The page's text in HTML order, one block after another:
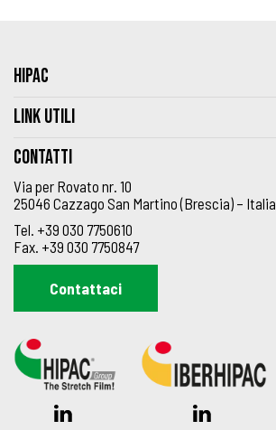
HIPAC
LINK UTILI
Contatti
Via per Rovato nr. 10
25046 Cazzago San Martino (Brescia) – Italia
Tel. +39 030 7750610
Fax. +39 030 7750847
Contattaci